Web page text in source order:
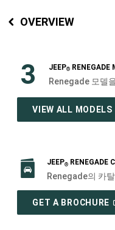
OVERVIEW
3 JEEP® RENEGADE
Renegade 모델
VIEW ALL MODELS
JEEP® RENEGADE
Renegade의 카
GET A BROCHURE